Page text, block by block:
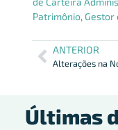
Patrimônio, Gestor
ANTERIOR
Últimas